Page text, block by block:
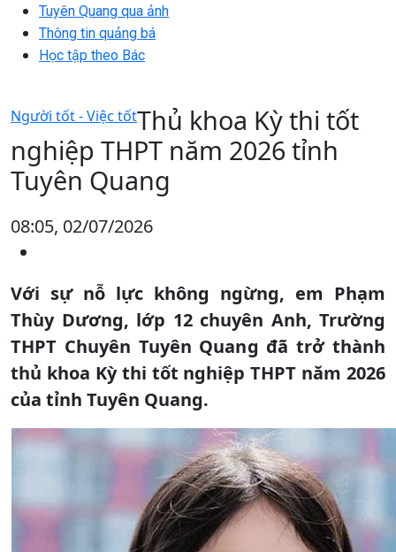
Tuyên Quang qua ảnh
Thông tin quảng bá
Học tập theo Bác
Người tốt - Việc tốtThủ khoa Kỳ thi tốt
nghiệp THPT năm 2026 tỉnh
Tuyên Quang
08:05, 02/07/2026
Với sự nỗ lực không ngừng, em Phạm
Thùy Dương, lớp 12 chuyên Anh, Trường
THPT Chuyên Tuyên Quang đã trở thành
thủ khoa Kỳ thi tốt nghiệp THPT năm 2026
của tỉnh Tuyên Quang.